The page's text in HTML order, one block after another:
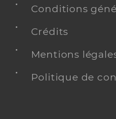
Conditions
Crédits
Mentions
Politique de